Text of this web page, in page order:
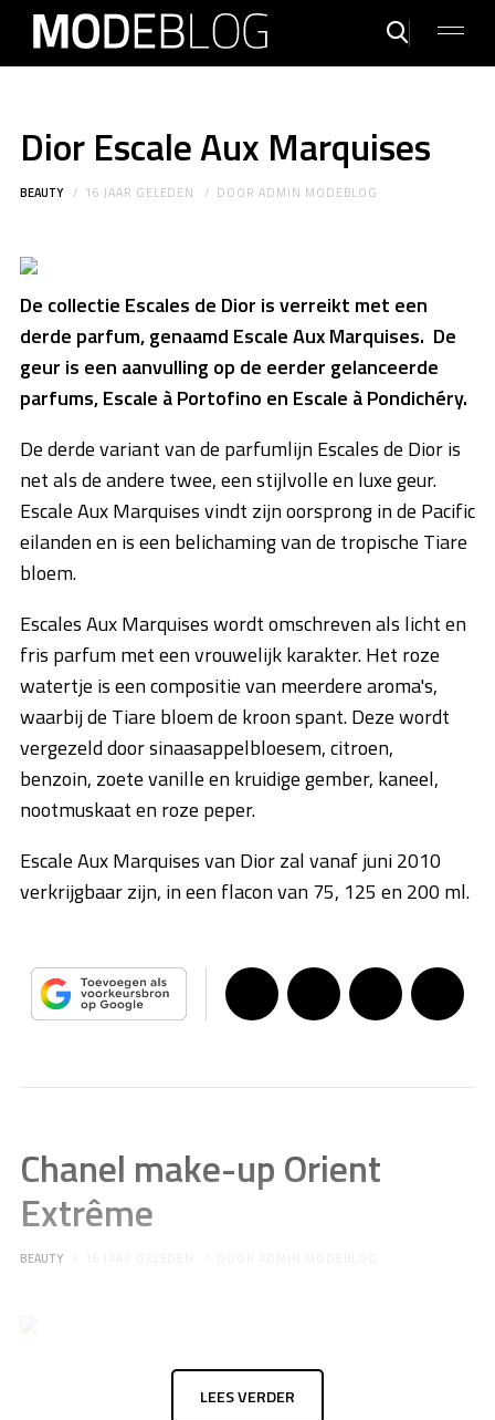
Dior Escale Aux Marquises
BEAUTY 16 JAAR GELEDEN DOORADMIN MODEBLOG
De collectie Escales de Dior is verreikt met een
derde parfum, genaamd Escale Aux Marquises. De
geur is een aanvulling op de eerder gelanceerde
parfums, Escale à Portofino en Escale à Pondichéry.
De derde variant van de parfumlijn Escales de Dior is
net als de andere twee, een stijlvolle en luxe geur.
Escale Aux Marquises vindt zijn oorsprong in de Pacific
eilanden en is een belichaming van de tropische Tiare
bloem.
Escales Aux Marquises wordt omschreven als licht en
fris parfum met een vrouwelijk karakter. Het roze
watertje is een compositie van meerdere aroma's,
waarbij de Tiare bloem de kroon spant. Deze wordt
vergezeld door sinaasappelbloesem, citroen,
benzoin, zoete vanille en kruidige gember, kaneel,
nootmuskaat en roze peper.
Escale Aux Marquises van Dior zal vanaf juni 2010
verkrijgbaar zijn, in een flacon van 75, 125 en 200 ml.
Chanel make-up Orient
Extrême
BEAUTY
LEES VERDER